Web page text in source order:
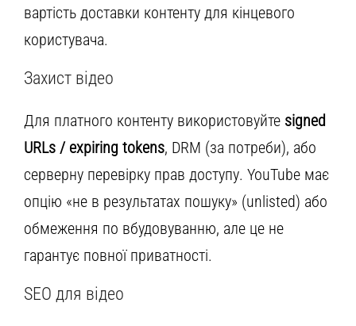
вартість доставки контенту для кінцевого
користувача.
Захист відео
Для платного контенту використовуйте signed
URLs / expiring tokens, DRM (за потреби), або
серверну перевірку прав доступу. YouTube має
опцію «не в результатах пошуку» (unlisted) або
обмеження по вбудовуванню, але це не
гарантує повної приватності.
SEO для відео